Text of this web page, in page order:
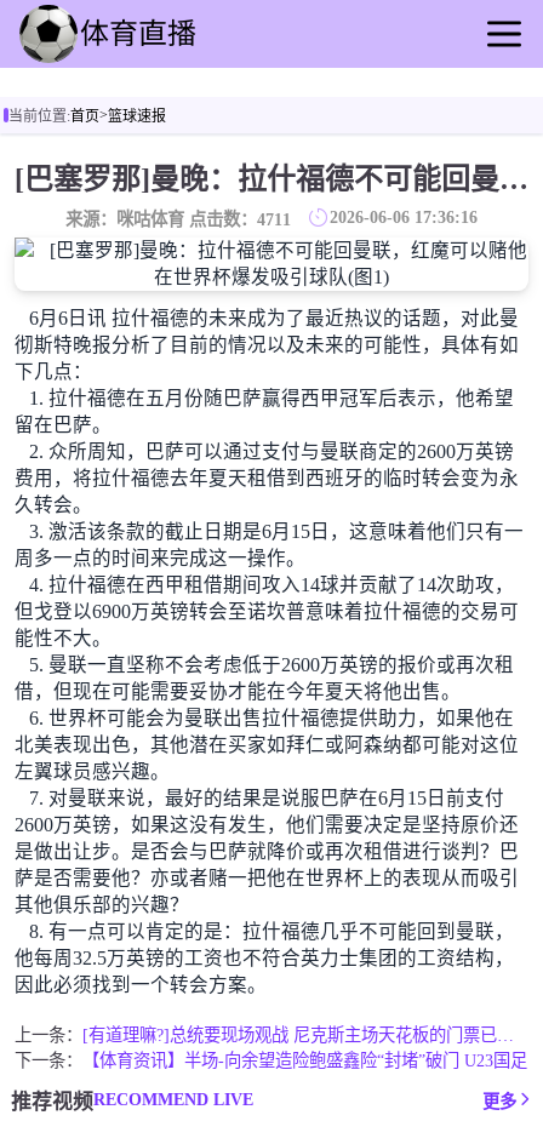
足球直播
篮球直播
足球录像
篮球录播
篮球速报
全球联赛
当前位置:首页>篮球速报
[巴塞罗那]曼晚：拉什福德不可能回曼联，红魔可以赌他在世界杯爆发吸引球队
来源：咪咕体育 点击数： 4711 2026-06-06 17:36:16
6月6日讯 拉什福德的未来成为了最近热议的话题，对此曼
彻斯特晚报分析了目前的情况以及未来的可能性，具体有如
下几点：
1. 拉什福德在五月份随巴萨赢得西甲冠军后表示，他希望
留在巴萨。
2. 众所周知，巴萨可以通过支付与曼联商定的2600万英镑
费用，将拉什福德去年夏天租借到西班牙的临时转会变为永
久转会。
3. 激活该条款的截止日期是6月15日，这意味着他们只有一
周多一点的时间来完成这一操作。
4. 拉什福德在西甲租借期间攻入14球并贡献了14次助攻，
但戈登以6900万英镑转会至诺坎普意味着拉什福德的交易可
能性不大。
5. 曼联一直坚称不会考虑低于2600万英镑的报价或再次租
借，但现在可能需要妥协才能在今年夏天将他出售。
6. 世界杯可能会为曼联出售拉什福德提供助力，如果他在
北美表现出色，其他潜在买家如拜仁或阿森纳都可能对这位
左翼球员感兴趣。
7. 对曼联来说，最好的结果是说服巴萨在6月15日前支付
2600万英镑，如果这没有发生，他们需要决定是坚持原价还
是做出让步。是否会与巴萨就降价或再次租借进行谈判？巴
萨是否需要他？亦或者赌一把他在世界杯上的表现从而吸引
其他俱乐部的兴趣？
8. 有一点可以肯定的是：拉什福德几乎不可能回到曼联，
他每周32.5万英镑的工资也不符合英力士集团的工资结构，
因此必须找到一个转会方案。
上一条：
[有道理嘛?]总统要现场观战 尼克斯主场天花板的门票已达到1
下一条：
【体育资讯】半场-向余望造险鲍盛鑫险“封堵”破门 U23国足
推荐视频RECOMMEND LIVE 更多